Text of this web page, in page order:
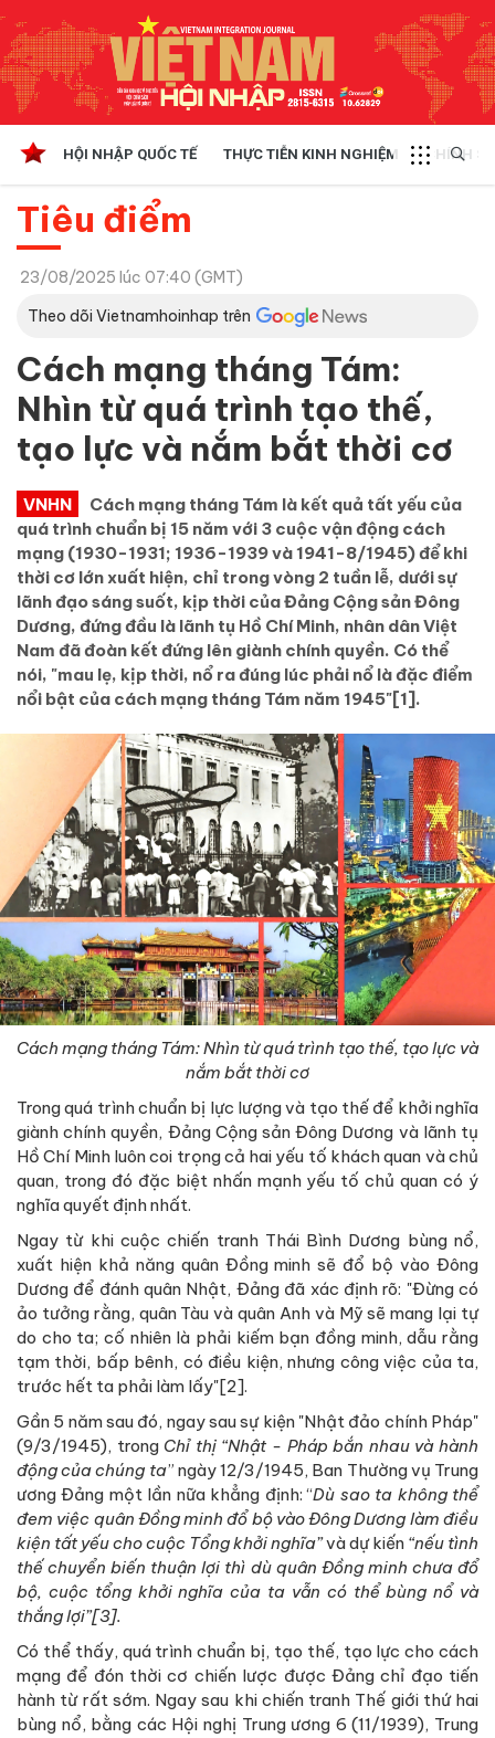
HỘI NHẬP QUỐC TẾ THỰC TIỄN KINH NGHIỆM CHÍNH
Tiêu điểm
23/08/2025 lúc 07:40 (GMT)
Theo dõi Vietnamhoinhap trên
Cách mạng tháng Tám:
Nhìn từ quá trình tạo thế,
tạo lực và nắm bắt thời cơ
VNHN
Cách mạng tháng Tám là kết quả tất yếu của
quá trình chuẩn bị 15 năm với 3 cuộc vận động cách
mạng (1930-1931; 1936-1939 và 1941-8/1945) để khi
thời cơ lớn xuất hiện, chỉ trong vòng 2 tuần lễ, dưới sự
lãnh đạo sáng suốt, kịp thời của Đảng Cộng sản Đông
Dương, đứng đầu là lãnh tụ Hồ Chí Minh, nhân dân Việt
Nam đã đoàn kết đứng lên giành chính quyền. Có thể
nói, "mau lẹ, kịp thời, nổ ra đúng lúc phải nổ là đặc điểm
nổi bật của cách mạng tháng Tám năm 1945"[1].
Cách mạng tháng Tám: Nhìn từ quá trình tạo thế, tạo lực và
nắm bắt thời cơ
Trong quá trình chuẩn bị lực lượng và tạo thế để khởi nghĩa
giành chính quyền, Đảng Cộng sản Đông Dương và lãnh tụ
Hồ Chí Minh luôn coi trọng cả hai yếu tố khách quan và chủ
quan, trong đó đặc biệt nhấn mạnh yếu tố chủ quan có ý
nghĩa quyết định nhất.
Ngay từ khi cuộc chiến tranh Thái Bình Dương bùng nổ,
xuất hiện khả năng quân Đồng minh sẽ đổ bộ vào Đông
Dương để đánh quân Nhật, Đảng đã xác định rõ: "Đừng có
ảo tưởng rằng, quân Tàu và quân Anh và Mỹ sẽ mang lại tự
do cho ta; cố nhiên là phải kiếm bạn đồng minh, dẫu rằng
tạm thời, bấp bênh, có điều kiện, nhưng công việc của ta,
trước hết ta phải làm lấy"[2].
Gần 5 năm sau đó, ngay sau sự kiện "Nhật đảo chính Pháp"
(9/3/1945), trong Chỉ thị “Nhật - Pháp bắn nhau và hành
động của chúng ta” ngày 12/3/1945, Ban Thường vụ Trung
ương Đảng một lần nữa khẳng định: “Dù sao ta không thể
đem việc quân Đồng minh đổ bộ vào Đông Dương làm điều
kiện tất yếu cho cuộc Tổng khởi nghĩa”và dự kiến “nếu tình
thế chuyển biến thuận lợi thì dù quân Đồng minh chưa đổ
bộ, cuộc tổng khởi nghĩa của ta vẫn có thể bùng nổ và
thắng lợi”[3].
Có thể thấy, quá trình chuẩn bị, tạo thế, tạo lực cho cách
mạng để đón thời cơ chiến lược được Đảng chỉ đạo tiến
hành từ rất sớm. Ngay sau khi chiến tranh Thế giới thứ hai
bùng nổ, bằng các Hội nghị Trung ương 6 (11/1939), Trung